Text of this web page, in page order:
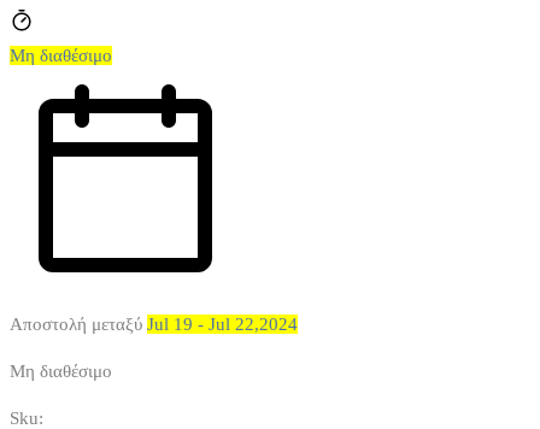
Μη διαθέσιμο
Αποστολή μεταξύ Jul 19 - Jul 22,2024
Μη διαθέσιμο
Sku: